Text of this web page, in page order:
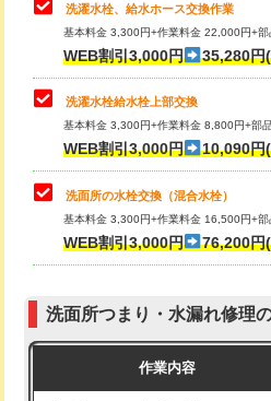
排水管工事（排水管工事/3ｍまで）
排水管工事（追加 排水管工事/3ｍ
え）
マス交換（土の掘削・埋め戻し作
マス交換（深さ50㎝未満）
マス交換（深さ50㎝以上）
モルタル補修（厚さ10㎝まで）
キッチンタンク脱着
その他部品の脱着
交換・取付（タンク）
交換・取付(単水栓（壁付・デッキ
式）)
交換・取付(混合水栓（壁付・デッ
式・ワンホール）)
（P/S/ポップアップ））
交換・取付（その他部品）
持込商品取付（単水栓）
洗濯水栓、給水ホース交換作業
基本料金 3,300円+作業料金 22,000円+
WEB割引3,000円 35,280円
洗濯水栓給水栓上部交換
基本料金 3,300円+作業料金 8,800円+部
WEB割引3,000円 10,090円
洗面所の水栓交換（混合水栓）
基本料金 3,300円+作業料金 16,500円+
WEB割引3,000円 76,200円
洗面所つまり・水漏れ修理
作業内容